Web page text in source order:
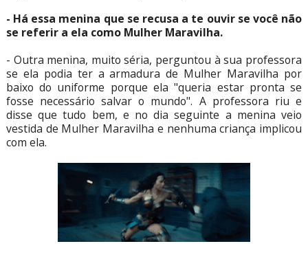
- Há essa menina que se recusa a te ouvir se você não
se referir a ela como Mulher Maravilha.
- Outra menina, muito séria, perguntou à sua professora
se ela podia ter a armadura de Mulher Maravilha por
baixo do uniforme porque ela "queria estar pronta se
fosse necessário salvar o mundo". A professora riu e
disse que tudo bem, e no dia seguinte a menina veio
vestida de Mulher Maravilha e nenhuma criança implicou
com ela.